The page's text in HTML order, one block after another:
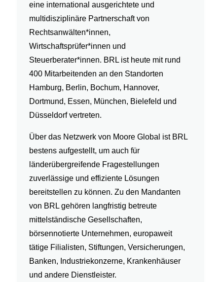
eine international ausgerichtete und
multidisziplinäre Partnerschaft von
Rechtsanwälten*innen,
Wirtschaftsprüfer*innen und
Steuerberater*innen. BRL ist heute mit rund
400 Mitarbeitenden an den Standorten
Hamburg, Berlin, Bochum, Hannover,
Dortmund, Essen, München, Bielefeld und
Düsseldorf vertreten.
Über das Netzwerk von Moore Global ist BRL
bestens aufgestellt, um auch für
länderübergreifende Fragestellungen
zuverlässige und effiziente Lösungen
bereitstellen zu können. Zu den Mandanten
von BRL gehören langfristig betreute
mittelständische Gesellschaften,
börsennotierte Unternehmen, europaweit
tätige Filialisten, Stiftungen, Versicherungen,
Banken, Industriekonzerne, Krankenhäuser
und andere Dienstleister.